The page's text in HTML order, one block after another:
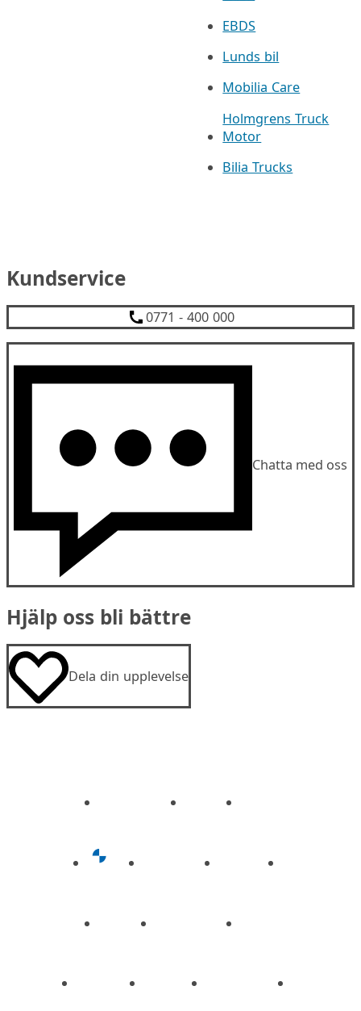
EBDS
Lunds bil
Mobilia Care
Holmgrens Truck
Motor
Bilia Trucks
Kundservice
0771 - 400 000
Chatta med oss
Hjälp oss bli bättre
Dela din upplevelse